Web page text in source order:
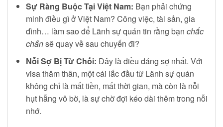
Sự Ràng Buộc Tại Việt Nam: Bạn phải chứng
minh điều gì ở Việt Nam? Công việc, tài sản, gia
đình… làm sao để Lãnh sự quán tin rằng bạn chắc
chắnsẽ quay về sau chuyến đi?
Nỗi Sợ Bị Từ Chối: Đây là điều đáng sợ nhất. Với
visa thăm thân, một cái lắc đầu từ Lãnh sự quán
không chỉ là mất tiền, mất thời gian, mà còn là nỗi
hụt hẫng vô bờ, là sự chờ đợi kéo dài thêm trong nỗi
nhớ.